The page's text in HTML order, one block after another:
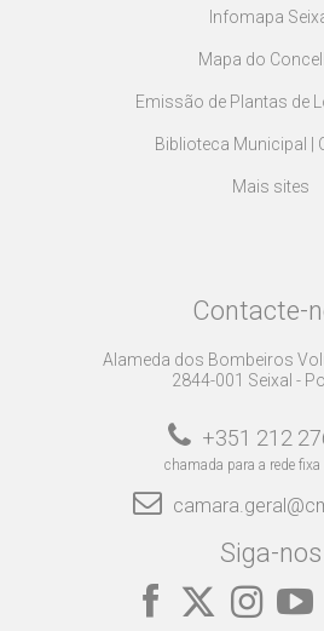
Infomapa
Mapa do
Emissão de Plantas de
Biblioteca Municipal |
Mais sites
Contacte-
Alameda dos Bombeiros
2844-001 Seixal -
+351 212
chamada para a rede fixa
Siga-nos